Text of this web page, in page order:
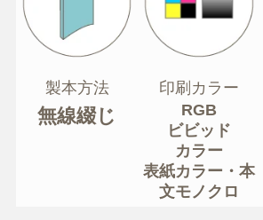
製本方法
無線綴じ
印刷カラー
RGB
ビビッド
カラー
表紙カラー・本
文モノクロ